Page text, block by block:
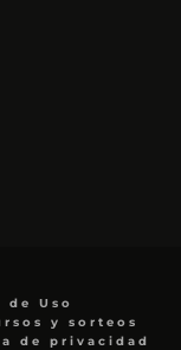
de Uso
y sorteos
de privacidad